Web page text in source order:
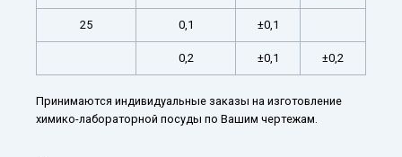
25 0,1 ±0,1
0,2 ±0,1 ±0,2
Принимаются индивидуальные заказы на изготовление
химико-лабораторной посуды по Вашим чертежам.